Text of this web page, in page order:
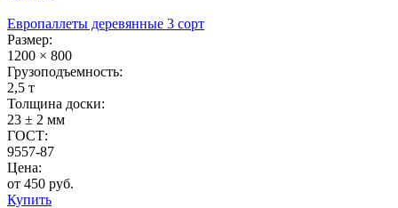
Европаллеты деревянные 3 сорт
Размер:
1200 × 800
Грузоподъемность:
2,5 т
Толщина доски:
23 ± 2 мм
ГОСТ:
9557-87
Цена:
от 450 руб.
Купить